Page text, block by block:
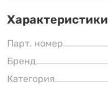
Характеристики
Парт. номер
Бренд
Категория